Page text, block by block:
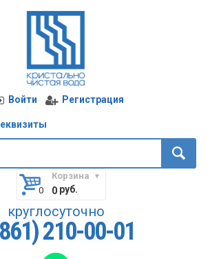
Войти Регистрация
Корзина
0руб.
круглосуточно
210-00-01